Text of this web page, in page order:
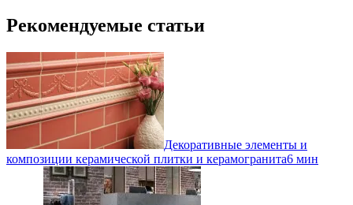
Рекомендуемые статьи
Декоративные элементы и
композиции керамической плитки и керамогранита6 мин